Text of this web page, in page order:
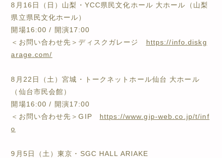
8月16日（日）山梨・YCC県民文化ホール 大ホール（山梨
県立県民文化ホール）
開場16:00 / 開演17:00
＜お問い合わせ先＞ディスクガレージ https://info.diskg
arage.com/
8月22日（土）宮城・トークネットホール仙台 大ホール
（仙台市民会館）
開場16:00 / 開演17:00
＜お問い合わせ先＞GIP https://www.gip-web.co.jp/t/inf
o
9月5日（土）東京・SGC HALL ARIAKE